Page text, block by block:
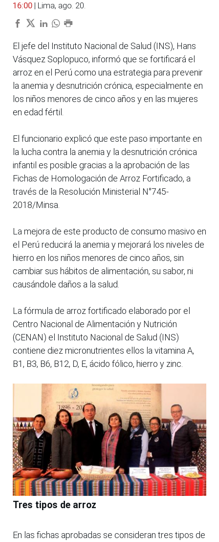
16:00 | Lima, ago. 20.
El jefe del Instituto Nacional de Salud (INS), Hans
Vásquez Soplopuco, informó que se fortificará el
arroz en el Perú como una estrategia para prevenir
la anemia y desnutrición crónica, especialmente en
los niños menores de cinco años y en las mujeres
en edad fértil.
El funcionario explicó que este paso importante en
la lucha contra la anemia y la desnutrición crónica
infantil es posible gracias a la aprobación de las
Fichas de Homologación de Arroz Fortificado, a
través de la Resolución Ministerial N°745-
2018/Minsa.
La mejora de este producto de consumo masivo en
el Perú reducirá la anemia y mejorará los niveles de
hierro en los niños menores de cinco años, sin
cambiar sus hábitos de alimentación, su sabor, ni
causándole daños a la salud.
La fórmula de arroz fortificado elaborado por el
Centro Nacional de Alimentación y Nutrición
(CENAN) el Instituto Nacional de Salud (INS)
contiene diez micronutrientes ellos la vitamina A,
B1, B3, B6, B12, D, E, ácido fólico, hierro y zinc.
Tres tipos de arroz
En las fichas aprobadas se consideran tres tipos de